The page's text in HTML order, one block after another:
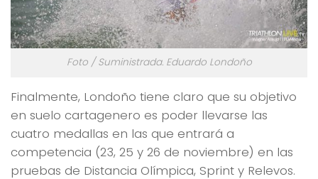
Foto / Suministrada. Eduardo Londoño
Finalmente, Londoño tiene claro que su objetivo
en suelo cartagenero es poder llevarse las
cuatro medallas en las que entrará a
competencia (23, 25 y 26 de noviembre) en las
pruebas de Distancia Olímpica, Sprint y Relevos.